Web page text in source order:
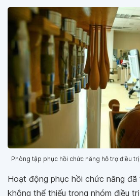
Phòng tập phục hồi chức năng hỗ trợ điều
Hoạt động phục hồi chức năng
không thể thiếu trong nhóm điều